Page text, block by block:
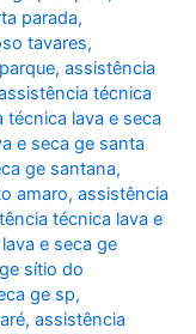
parada,
tavares,
,assistência
técnica
técnica lava e seca
e seca ge santa
ge santana,
amaro,assistência
técnica lava e
e seca ge
sítio do
ge sp,
,assistência